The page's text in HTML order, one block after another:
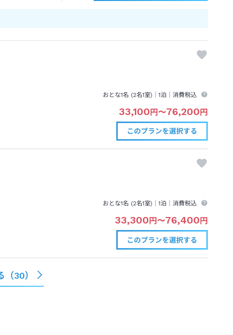
おとな1名 (2名1室)｜1泊 ｜消費税込
33,100円〜76,200円
このプランを選択する
おとな1名 (2名1室)｜1泊 ｜消費税込
33,300 円 〜76,400 円
このプランを選択する
（30）